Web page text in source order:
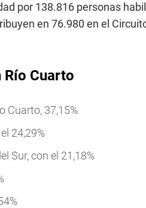
por 138.816 personas
en 76.980 en el
Río Cuarto
Cuarto, 37,15%
24,29%
Sur, con el 21,18%